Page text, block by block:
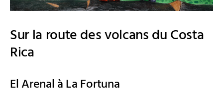
Sur la route des volcans du Costa
Rica
El Arenal à La Fortuna